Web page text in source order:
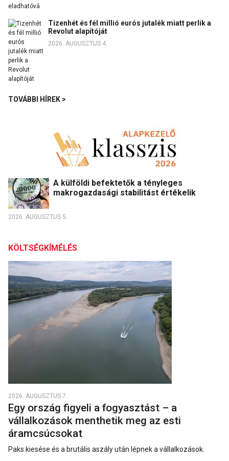
Tizenhét és fél millió eurós jutalék miatt perlik a
Revolut alapítóját
2026. AUGUSZTUS 4.
TOVÁBBI HÍREK >
A külföldi befektetők a tényleges
makrogazdasági stabilitást értékelik
2026. AUGUSZTUS 5.
KÖLTSÉGKÍMÉLÉS
2026. AUGUSZTUS 7.
Egy ország figyeli a fogyasztást – a
vállalkozások menthetik meg az esti
áramcsúcsokat
Paks kiesése és a brutális aszály után lépnek a vállalkozások.